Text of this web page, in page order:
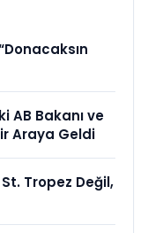
AB Bakanı ve
Araya Geldi
Tropez Değil,